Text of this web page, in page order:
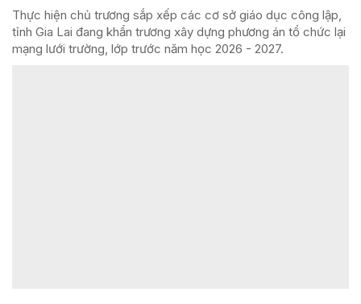
Thực hiện chủ trương sắp xếp các cơ sở giáo dục công lập,
tỉnh Gia Lai đang khẩn trương xây dựng phương án tổ chức lại
mạng lưới trường, lớp trước năm học 2026 - 2027.